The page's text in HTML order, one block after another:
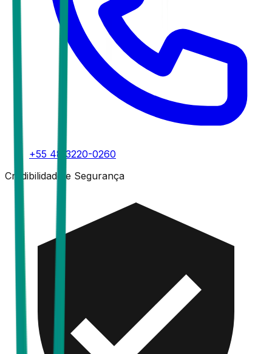
+55 48 3220-0260
Credibilidade e Segurança